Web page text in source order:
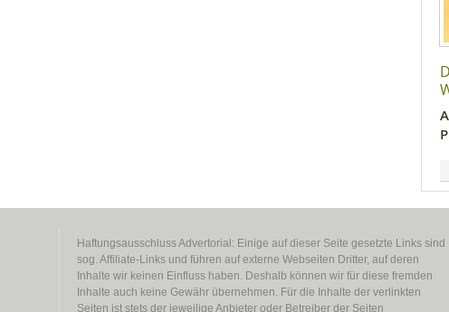
Haftungsausschluss Advertorial: Einige auf dieser Seite gesetzte Links sind
sog. Affiliate-Links und führen auf externe Webseiten Dritter, auf deren
Inhalte wir keinen Einfluss haben. Deshalb können wir für diese fremden
Inhalte auch keine Gewähr übernehmen. Für die Inhalte der verlinkten
Seiten ist stets der jeweilige Anbieter oder Betreiber der Seiten